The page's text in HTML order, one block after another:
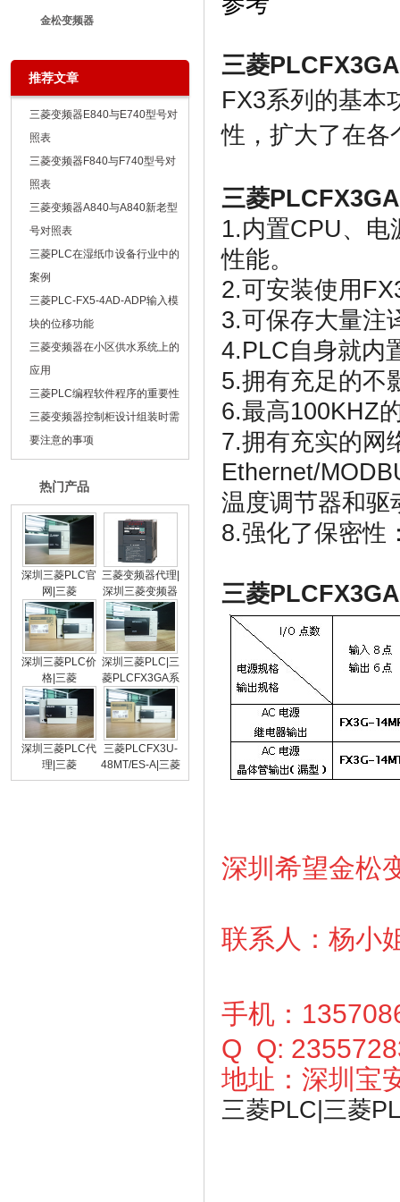
金松变频器
推荐文章
三菱变频器E840与E740型号对
照表
三菱变频器F840与F740型号对
照表
三菱变频器A840与A840新老型
号对照表
三菱PLC在湿纸巾设备行业中的
案例
三菱PLC-FX5-4AD-ADP输入模
块的位移功能
三菱变频器在小区供水系统上的
应用
三菱PLC编程软件程序的重要性
三菱变频器控制柜设计组装时需
要注意的事项
热门产品
深圳三菱PLC官
网|三菱
PLCFX3SA系列|
三菱PLC
三菱变频器代理|
深圳三菱变频器
促销|三菱变频器
官网
深圳三菱PLC价
格|三菱
PLCFX3U系列|
三菱PLC官网
深圳三菱PLC|三
菱PLCFX3GA系
列|三菱PLC价格
深圳三菱PLC代
理|三菱
PLCFX2N系列|
三菱PLCFX3U-
48MT/ES-A|三菱
FX3U-48MT价格
三菱PLCFX3G
FX3系列的基本
性，扩大了在各
三菱PLCFX3GA
1.内置CPU、电
性能。
2.可安装使用
3.可保存大量注
4.PLC自身就内
5.拥有充足的不
6.最高100KHZ
7.拥有充实的网
Ethernet/
温度调节器和驱
8.强化了保密性
三菱PLCFX3GA
深圳希望金松
联系人：杨小
手机：
Q Q:
地址：深圳宝
三菱PLC|三菱